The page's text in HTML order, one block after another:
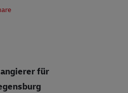
für